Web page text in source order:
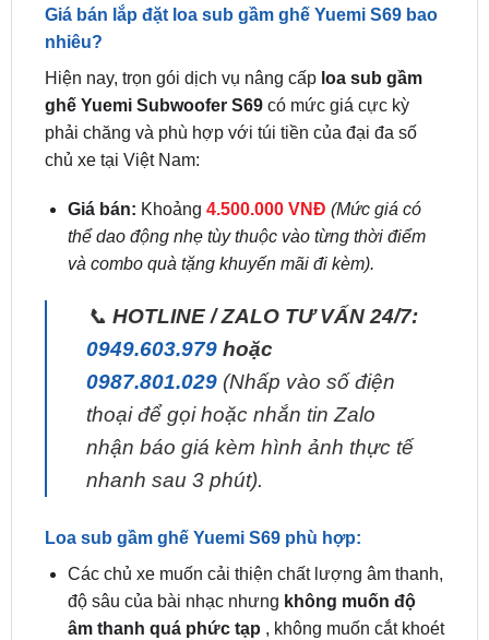
Giá bán lắp đặt loa sub gầm ghế Yuemi S69 bao
nhiêu?
Hiện nay, trọn gói dịch vụ nâng cấp loa sub gầm
ghế Yuemi Subwoofer S69 có mức giá cực kỳ
phải chăng và phù hợp với túi tiền của đại đa số
chủ xe tại Việt Nam:
Giá bán: Khoảng 4.500.000 VNĐ (Mức giá có
thể dao động nhẹ tùy thuộc vào từng thời điểm
và combo quà tặng khuyến mãi đi kèm).
📞 HOTLINE / ZALO TƯ VẤN 24/7:
0949.603.979hoặc
0987.801.029 (Nhấp vào số điện
thoại để gọi hoặc nhắn tin Zalo
nhận báo giá kèm hình ảnh thực tế
nhanh sau 3 phút).
Loa sub gầm ghế Yuemi S69 phù hợp:
Các chủ xe muốn cải thiện chất lượng âm thanh,
độ sâu của bài nhạc nhưng không muốn độ
âm thanh quá phức tạp , không muốn cắt khoét